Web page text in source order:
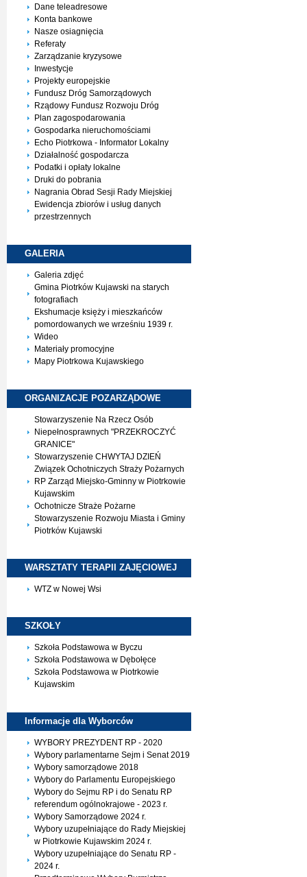
Dane teleadresowe
Konta bankowe
Nasze osiagnięcia
Referaty
Zarządzanie kryzysowe
Inwestycje
Projekty europejskie
Fundusz Dróg Samorządowych
Rządowy Fundusz Rozwoju Dróg
Plan zagospodarowania
Gospodarka nieruchomościami
Echo Piotrkowa - Informator Lokalny
Działalność gospodarcza
Podatki i opłaty lokalne
Druki do pobrania
Nagrania Obrad Sesji Rady Miejskiej
Ewidencja zbiorów i usług danych
przestrzennych
GALERIA
Galeria zdjęć
Gmina Piotrków Kujawski na starych
fotografiach
Ekshumacje księży i mieszkańców
pomordowanych we wrześniu 1939 r.
Wideo
Materiały promocyjne
Mapy Piotrkowa Kujawskiego
ORGANIZACJE POZARZĄDOWE
Stowarzyszenie Na Rzecz Osób
Niepełnosprawnych "PRZEKROCZYĆ
GRANICE"
Stowarzyszenie CHWYTAJ DZIEŃ
Związek Ochotniczych Straży Pożarnych
RP Zarząd Miejsko-Gminny w Piotrkowie
Kujawskim
Ochotnicze Straże Pożarne
Stowarzyszenie Rozwoju Miasta i Gminy
Piotrków Kujawski
WARSZTATY TERAPII ZAJĘCIOWEJ
WTZ w Nowej Wsi
SZKOŁY
Szkoła Podstawowa w Byczu
Szkoła Podstawowa w Dębołęce
Szkoła Podstawowa w Piotrkowie
Kujawskim
Informacje dla Wyborców
WYBORY PREZYDENT RP - 2020
Wybory parlamentarne Sejm i Senat 2019
Wybory samorządowe 2018
Wybory do Parlamentu Europejskiego
Wybory do Sejmu RP i do Senatu RP
referendum ogólnokrajowe - 2023 r.
Wybory Samorządowe 2024 r.
Wybory uzupełniające do Rady Miejskiej
w Piotrkowie Kujawskim 2024 r.
Wybory uzupełniające do Senatu RP -
2024 r.